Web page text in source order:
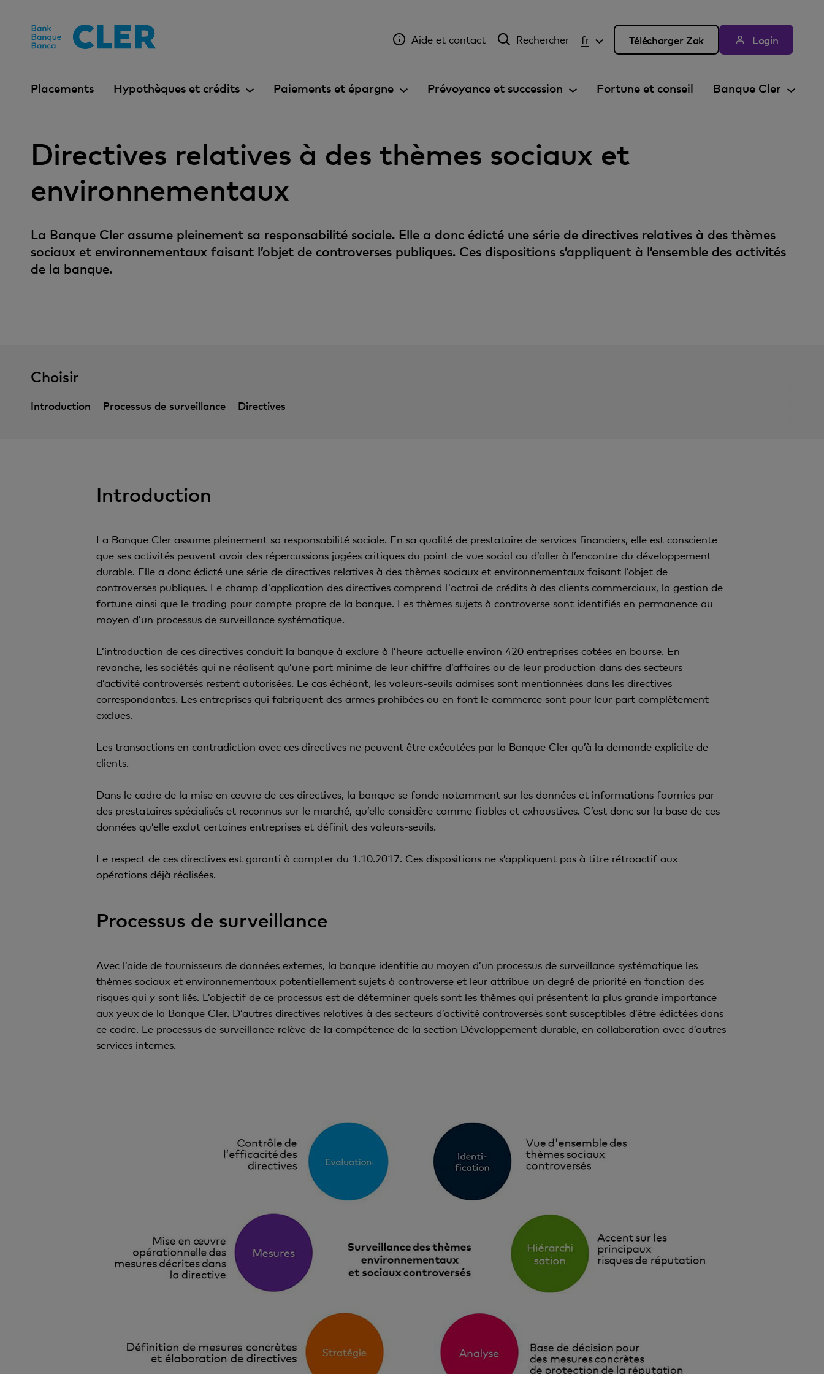
Aide et contact Rechercher fr Télécharger Zak Login
Placements Hypothèques et crédits Paiements et épargne Prévoyance et succession Fortune et conseil Banque Cler
Directives relatives à des thèmes sociaux et
environnementaux
La Banque Cler assume pleinement sa responsabilité sociale. Elle a donc édicté une série de directives relatives à des thèmes
sociaux et environnementaux faisant l’objet de controverses publiques. Ces dispositions s’appliquent à l’ensemble des activités
de la banque.
Choisir
Introduction Processus de surveillance Directives
Introduction
La Banque Cler assume pleinement sa responsabilité sociale. En sa qualité de prestataire de services financiers, elle est consciente
que ses activités peuvent avoir des répercussions jugées critiques du point de vue social ou d’aller à l’encontre du développement
durable. Elle a donc édicté une série de directives relatives à des thèmes sociaux et environnementaux faisant l’objet de
controverses publiques. Le champ d'application des directives comprend l'octroi de crédits à des clients commerciaux, la gestion de
fortune ainsi que le trading pour compte propre de la banque. Les thèmes sujets à controverse sont identifiés en permanence au
moyen d’un processus de surveillance systématique.
L’introduction de ces directives conduit la banque à exclure à l’heure actuelle environ 420 entreprises cotées en bourse. En
revanche, les sociétés qui ne réalisent qu’une part minime de leur chiffre d’affaires ou de leur production dans des secteurs
d’activité controversés restent autorisées. Le cas échéant, les valeurs-seuils admises sont mentionnées dans les directives
correspondantes. Les entreprises qui fabriquent des armes prohibées ou en font le commerce sont pour leur part complètement
exclues.
Les transactions en contradiction avec ces directives ne peuvent être exécutées par la Banque Cler qu’à la demande explicite de
clients.
Dans le cadre de la mise en œuvre de ces directives, la banque se fonde notamment sur les données et informations fournies par
des prestataires spécialisés et reconnus sur le marché, qu’elle considère comme fiables et exhaustives. C’est donc sur la base de ces
données qu’elle exclut certaines entreprises et définit des valeurs-seuils.
Le respect de ces directives est garanti à compter du 1.10.2017. Ces dispositions ne s’appliquent pas à titre rétroactif aux
opérations déjà réalisées.
Processus de surveillance
Avec l’aide de fournisseurs de données externes, la banque identifie au moyen d’un processus de surveillance systématique les
thèmes sociaux et environnementaux potentiellement sujets à controverse et leur attribue un degré de priorité en fonction des
risques qui y sont liés. L’objectif de ce processus est de déterminer quels sont les thèmes qui présentent la plus grande importance
aux yeux de la Banque Cler. D’autres directives relatives à des secteurs d’activité controversés sont susceptibles d’être édictées dans
ce cadre. Le processus de surveillance relève de la compétence de la section Développement durable, en collaboration avec d’autres
services internes.